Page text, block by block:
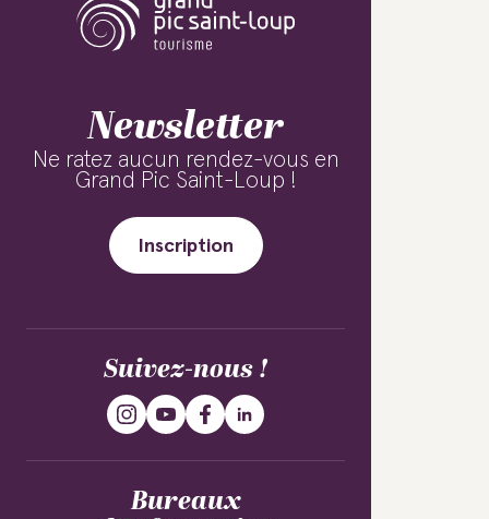
Newsletter
Ne ratez aucun rendez-vous en
Grand Pic Saint-Loup !
Inscription
Suivez-nous !
Bureaux